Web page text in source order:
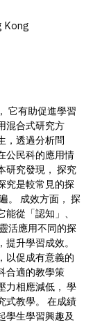
Kong
它有助促進學習
混合式研究方
，透過分析問
公民科的應用情
研究發現， 探究
究是較常見的探
。 成效方面， 探
從「認知」、
活應用不同的探
升學習成效。
以促成有意義的
合適的教學策
力相應減低， 學
式教學。 在成績
學生學習興趣及